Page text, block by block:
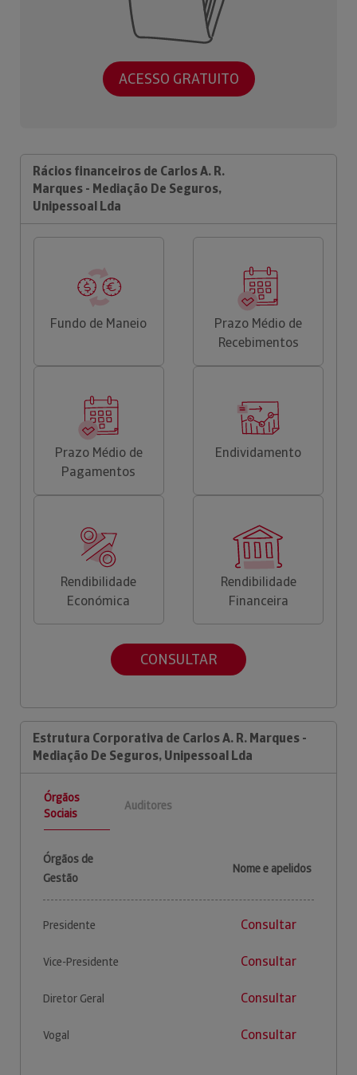
ACESSO GRATUITO
Rácios financeiros de Carlos A. R.
Marques - Mediação De Seguros,
Unipessoal Lda
Fundo de Maneio
Prazo Médio de
Recebimentos
Prazo Médio de
Pagamentos
Endividamento
Rendibilidade
Económica
Rendibilidade
Financeira
CONSULTAR
Estrutura Corporativa de Carlos A. R. Marques -
Mediação De Seguros, Unipessoal Lda
Órgãos
Sociais
Auditores
Órgãos de
Gestão
Nome e apelidos
Presidente Consultar
Vice-Presidente Consultar
Diretor Geral Consultar
Vogal Consultar